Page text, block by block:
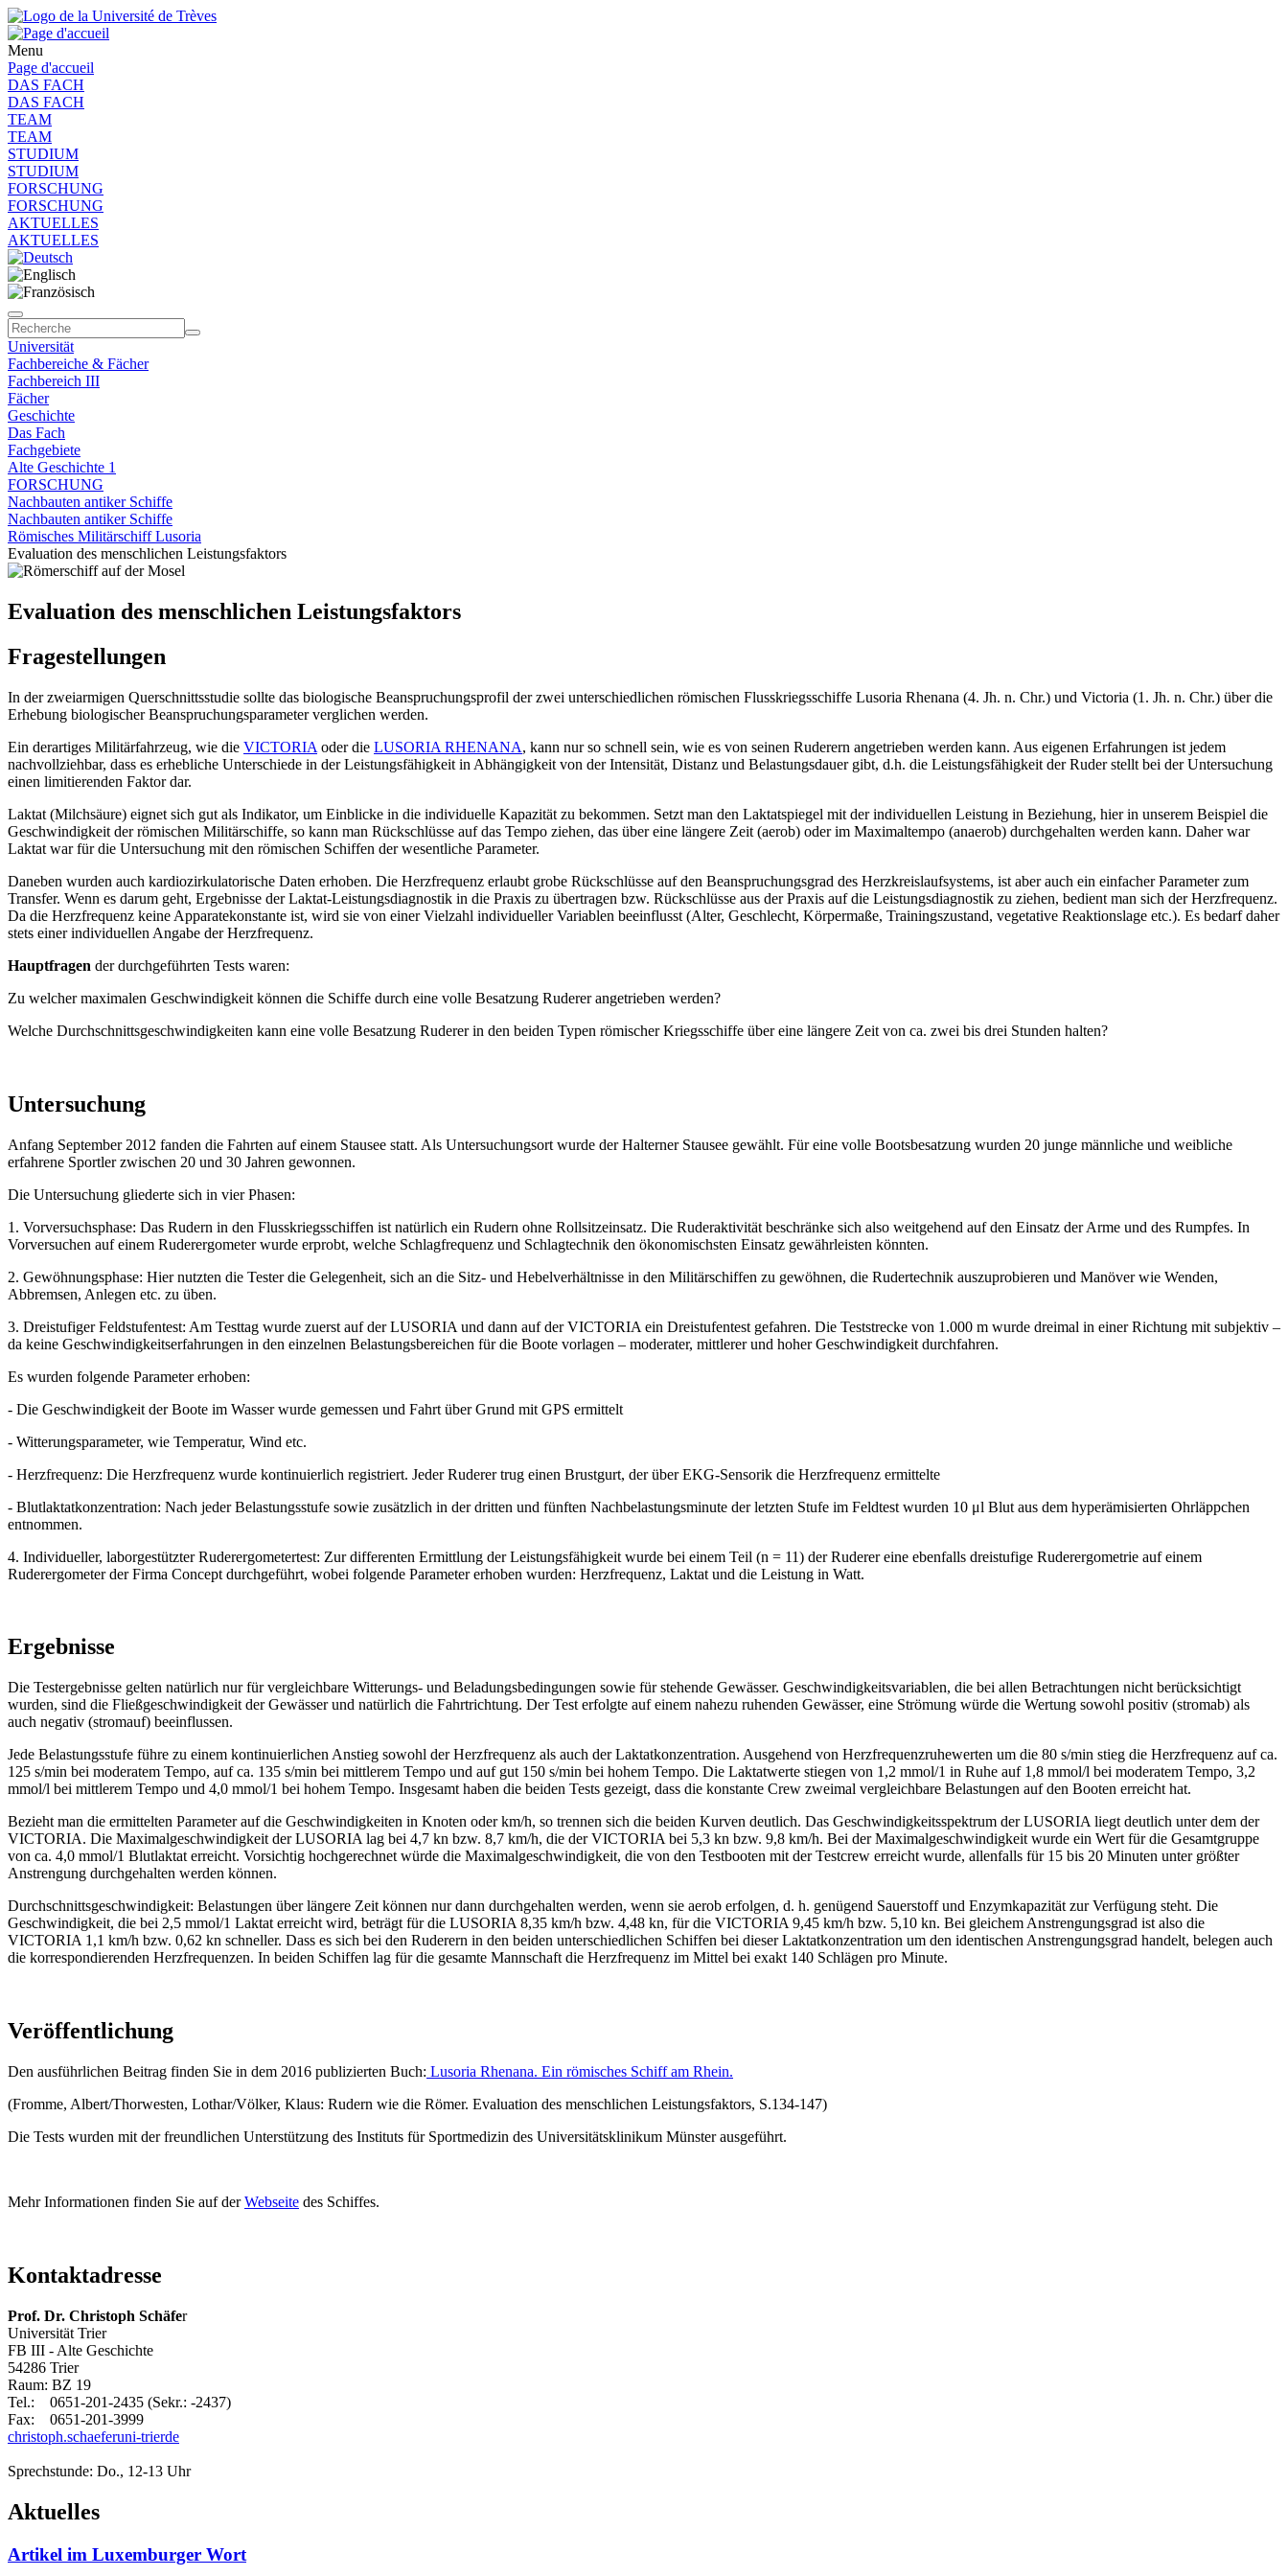
Menu
Page d'accueil
DAS FACH
DAS FACH
TEAM
TEAM
STUDIUM
STUDIUM
FORSCHUNG
FORSCHUNG
AKTUELLES
AKTUELLES
Universität
Fachbereiche & Fächer
Fachbereich III
Fächer
Geschichte
Das Fach
Fachgebiete
Alte Geschichte 1
FORSCHUNG
Nachbauten antiker Schiffe
Nachbauten antiker Schiffe
Römisches Militärschiff Lusoria
Evaluation des menschlichen Leistungsfaktors
Evaluation des menschlichen Leistungsfaktors
Fragestellungen
In der zweiarmigen Querschnittsstudie sollte das biologische Beanspruchungsprofil der zwei unterschiedlichen römischen Flusskriegsschiffe Lusoria Rhenana (4. Jh. n. Chr.) und Victoria (1. Jh. n. Chr.) über die
Erhebung biologischer Beanspruchungsparameter verglichen werden.
Ein derartiges Militärfahrzeug, wie die VICTORIA oder die LUSORIA RHENANA, kann nur so schnell sein, wie es von seinen Ruderern angetrieben werden kann. Aus eigenen Erfahrungen ist jedem
nachvollziehbar, dass es erhebliche Unterschiede in der Leistungsfähigkeit in Abhängigkeit von der Intensität, Distanz und Belastungsdauer gibt, d.h. die Leistungsfähigkeit der Ruder stellt bei der Untersuchung
einen limitierenden Faktor dar.
Laktat (Milchsäure) eignet sich gut als Indikator, um Einblicke in die individuelle Kapazität zu bekommen. Setzt man den Laktatspiegel mit der individuellen Leistung in Beziehung, hier in unserem Beispiel die
Geschwindigkeit der römischen Militärschiffe, so kann man Rückschlüsse auf das Tempo ziehen, das über eine längere Zeit (aerob) oder im Maximaltempo (anaerob) durchgehalten werden kann. Daher war
Laktat war für die Untersuchung mit den römischen Schiffen der wesentliche Parameter.
Daneben wurden auch kardiozirkulatorische Daten erhoben. Die Herzfrequenz erlaubt grobe Rückschlüsse auf den Beanspruchungsgrad des Herzkreislaufsystems, ist aber auch ein einfacher Parameter zum
Transfer. Wenn es darum geht, Ergebnisse der Laktat-Leistungsdiagnostik in die Praxis zu übertragen bzw. Rückschlüsse aus der Praxis auf die Leistungsdiagnostik zu ziehen, bedient man sich der Herzfrequenz.
Da die Herzfrequenz keine Apparatekonstante ist, wird sie von einer Vielzahl individueller Variablen beeinflusst (Alter, Geschlecht, Körpermaße, Trainingszustand, vegetative Reaktionslage etc.). Es bedarf daher
stets einer individuellen Angabe der Herzfrequenz.
Hauptfragen der durchgeführten Tests waren:
Zu welcher maximalen Geschwindigkeit können die Schiffe durch eine volle Besatzung Ruderer angetrieben werden?
Welche Durchschnittsgeschwindigkeiten kann eine volle Besatzung Ruderer in den beiden Typen römischer Kriegsschiffe über eine längere Zeit von ca. zwei bis drei Stunden halten?
Untersuchung
Anfang September 2012 fanden die Fahrten auf einem Stausee statt. Als Untersuchungsort wurde der Halterner Stausee gewählt. Für eine volle Bootsbesatzung wurden 20 junge männliche und weibliche
erfahrene Sportler zwischen 20 und 30 Jahren gewonnen.
Die Untersuchung gliederte sich in vier Phasen:
1. Vorversuchsphase: Das Rudern in den Flusskriegsschiffen ist natürlich ein Rudern ohne Rollsitzeinsatz. Die Ruderaktivität beschränke sich also weitgehend auf den Einsatz der Arme und des Rumpfes. In
Vorversuchen auf einem Ruderergometer wurde erprobt, welche Schlagfrequenz und Schlagtechnik den ökonomischsten Einsatz gewährleisten könnten.
2. Gewöhnungsphase: Hier nutzten die Tester die Gelegenheit, sich an die Sitz- und Hebelverhältnisse in den Militärschiffen zu gewöhnen, die Rudertechnik auszuprobieren und Manöver wie Wenden,
Abbremsen, Anlegen etc. zu üben.
3. Dreistufiger Feldstufentest: Am Testtag wurde zuerst auf der LUSORIA und dann auf der VICTORIA ein Dreistufentest gefahren. Die Teststrecke von 1.000 m wurde dreimal in einer Richtung mit subjektiv –
da keine Geschwindigkeitserfahrungen in den einzelnen Belastungsbereichen für die Boote vorlagen – moderater, mittlerer und hoher Geschwindigkeit durchfahren.
Es wurden folgende Parameter erhoben:
- Die Geschwindigkeit der Boote im Wasser wurde gemessen und Fahrt über Grund mit GPS ermittelt
- Witterungsparameter, wie Temperatur, Wind etc.
- Herzfrequenz: Die Herzfrequenz wurde kontinuierlich registriert. Jeder Ruderer trug einen Brustgurt, der über EKG-Sensorik die Herzfrequenz ermittelte
- Blutlaktatkonzentration: Nach jeder Belastungsstufe sowie zusätzlich in der dritten und fünften Nachbelastungsminute der letzten Stufe im Feldtest wurden 10 μl Blut aus dem hyperämisierten Ohrläppchen
entnommen.
4. Individueller, laborgestützter Ruderergometertest: Zur differenten Ermittlung der Leistungsfähigkeit wurde bei einem Teil (n = 11) der Ruderer eine ebenfalls dreistufige Ruderergometrie auf einem
Ruderergometer der Firma Concept durchgeführt, wobei folgende Parameter erhoben wurden: Herzfrequenz, Laktat und die Leistung in Watt.
Ergebnisse
Die Testergebnisse gelten natürlich nur für vergleichbare Witterungs- und Beladungsbedingungen sowie für stehende Gewässer. Geschwindigkeitsvariablen, die bei allen Betrachtungen nicht berücksichtigt
wurden, sind die Fließgeschwindigkeit der Gewässer und natürlich die Fahrtrichtung. Der Test erfolgte auf einem nahezu ruhenden Gewässer, eine Strömung würde die Wertung sowohl positiv (stromab) als
auch negativ (stromauf) beeinflussen.
Jede Belastungsstufe führe zu einem kontinuierlichen Anstieg sowohl der Herzfrequenz als auch der Laktatkonzentration. Ausgehend von Herzfrequenzruhewerten um die 80 s/min stieg die Herzfrequenz auf ca.
125 s/min bei moderatem Tempo, auf ca. 135 s/min bei mittlerem Tempo und auf gut 150 s/min bei hohem Tempo. Die Laktatwerte stiegen von 1,2 mmol/1 in Ruhe auf 1,8 mmol/l bei moderatem Tempo, 3,2
mmol/l bei mittlerem Tempo und 4,0 mmol/1 bei hohem Tempo. Insgesamt haben die beiden Tests gezeigt, dass die konstante Crew zweimal vergleichbare Belastungen auf den Booten erreicht hat.
Bezieht man die ermittelten Parameter auf die Geschwindigkeiten in Knoten oder km/h, so trennen sich die beiden Kurven deutlich. Das Geschwindigkeitsspektrum der LUSORIA liegt deutlich unter dem der
VICTORIA. Die Maximalgeschwindigkeit der LUSORIA lag bei 4,7 kn bzw. 8,7 km/h, die der VICTORIA bei 5,3 kn bzw. 9,8 km/h. Bei der Maximalgeschwindigkeit wurde ein Wert für die Gesamtgruppe
von ca. 4,0 mmol/1 Blutlaktat erreicht. Vorsichtig hochgerechnet würde die Maximalgeschwindigkeit, die von den Testbooten mit der Testcrew erreicht wurde, allenfalls für 15 bis 20 Minuten unter größter
Anstrengung durchgehalten werden können.
Durchschnittsgeschwindigkeit: Belastungen über längere Zeit können nur dann durchgehalten werden, wenn sie aerob erfolgen, d. h. genügend Sauerstoff und Enzymkapazität zur Verfügung steht. Die
Geschwindigkeit, die bei 2,5 mmol/1 Laktat erreicht wird, beträgt für die LUSORIA 8,35 km/h bzw. 4,48 kn, für die VICTORIA 9,45 km/h bzw. 5,10 kn. Bei gleichem Anstrengungsgrad ist also die
VICTORIA 1,1 km/h bzw. 0,62 kn schneller. Dass es sich bei den Ruderern in den beiden unterschiedlichen Schiffen bei dieser Laktatkonzentration um den identischen Anstrengungsgrad handelt, belegen auch
die korrespondierenden Herzfrequenzen. In beiden Schiffen lag für die gesamte Mannschaft die Herzfrequenz im Mittel bei exakt 140 Schlägen pro Minute.
Veröffentlichung
Den ausführlichen Beitrag finden Sie in dem 2016 publizierten Buch: Lusoria Rhenana. Ein römisches Schiff am Rhein.
(Fromme, Albert/Thorwesten, Lothar/Völker, Klaus: Rudern wie die Römer. Evaluation des menschlichen Leistungsfaktors, S.134-147)
Die Tests wurden mit der freundlichen Unterstützung des Instituts für Sportmedizin des Universitätsklinikum Münster ausgeführt.
Mehr Informationen finden Sie auf derWebseite des Schiffes.
Kontaktadresse
Prof. Dr. Christoph Schäfer
Universität Trier
FB III - Alte Geschichte
54286 Trier
Raum: BZ 19
Tel.: 0651-201-2435 (Sekr.: -2437)
Fax: 0651-201-3999
christoph.schaeferuni-trierde
Sprechstunde: Do., 12-13 Uhr
Aktuelles
Artikel im Luxemburger Wort